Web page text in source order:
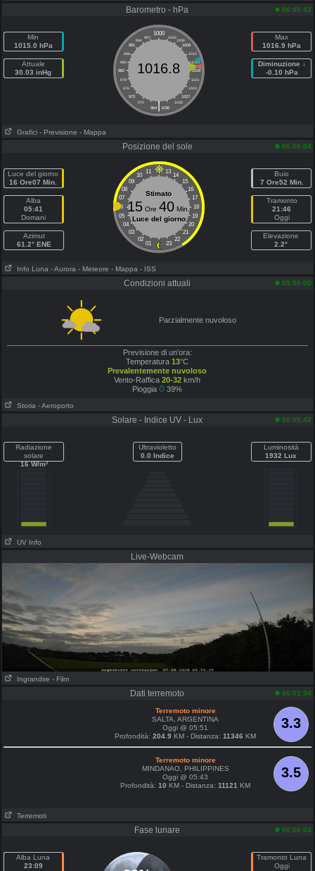
Barometro - hPa 06:05:42
Min
1015.0 hPa
Attuale
30.03 inHg
1000
997 1003
994
1006
991
1009
988
1012
985
1015
982
1018
979
1021
976
1024
973
1027
970
1030
|
964 1036
1016.8
Max
1016.9 hPa
Diminuzione ↓
-0.10 hPa
Grafici - Previsione - Mappa
Posizione del sole 06:06:04
Luce del giorno
16 Ore07 Min.
Alba
05:41
Domani
Azimut
61.2° ENE
11 13
10
14
09
15
08
16
07
17
06
18
05
19
04
20
03
21
02
22
01 23
Stimato
15 Ore40 Min.
Luce del giorno
Buio
7 Ore52 Min.
Tramonto
21:46
Oggi
Elevazione
2.2°
Info Luna - Aurora - Meteore - Mappa - ISS
Condizioni attuali 05:50:00
Parzialmente nuvoloso
Previsione di un'ora:
Temperatura13°C
Prevalentemente nuvoloso
Vento-Raffica 20-32 km/h
Pioggia
39%
Storia - Aeroporto
Solare - Indice UV - Lux 06:05:42
Radiazione
solare
16 W/m²
Ultravioletto
0.0 Indice
Luminosità
1932 Lux
UV Info
Live-Webcam
Ingrandire - Film
Dati terremoto 06:01:34
3.3
Terremoto minore
SALTA, ARGENTINA
Oggi @ 05:51
Profondità:204.9 KM - Distanza:11346 KM
3.5
Terremoto minore
MINDANAO, PHILIPPINES
Oggi @ 05:43
Profondità:10 KM - Distanza:11121 KM
Terremoti
Fase lunare 06:06:04
Alba Luna
23:09
Tramonto Luna
Oggi